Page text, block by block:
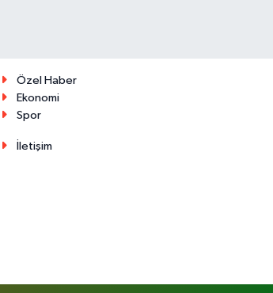
Özel Haber
Ekonomi
Spor
İletişim